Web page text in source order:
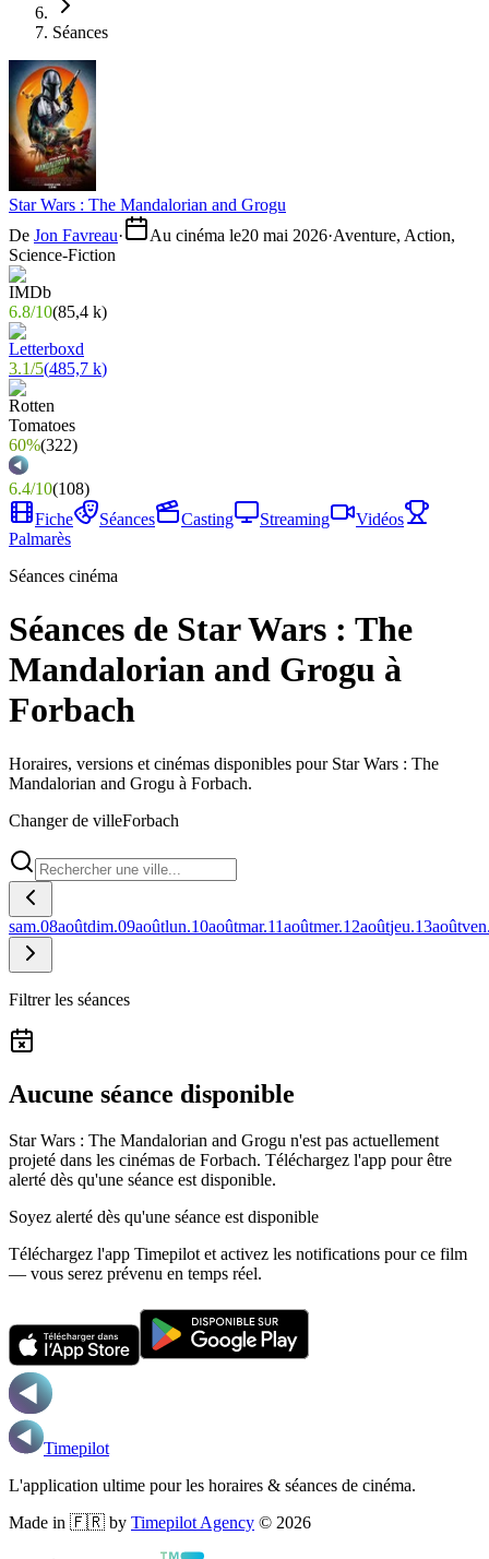
Séances
Star Wars : The Mandalorian and Grogu
De Jon Favreau· Au cinéma le20 mai 2026·Aventure, Action,
Science-Fiction
6.8/10(85,4 k)
3.1/5(485,7 k)
60%(322)
6.4/10(108)
Fiche
Séances Casting Streaming
Vidéos
Palmarès
Séances cinéma
Séances de Star Wars : The
Mandalorian and Grogu à
Forbach
Horaires, versions et cinémas disponibles pour Star Wars : The
Mandalorian and Grogu à Forbach.
Changer de villeForbach
sam.08aoûtdim.09aoûtlun.10aoûtmar.11aoûtmer.12aoûtjeu.13août
Filtrer les séances
Aucune séance disponible
Star Wars : The Mandalorian and Grogu n'est pas actuellement
projeté dans les cinémas de Forbach. Téléchargez l'app pour être
alerté dès qu'une séance est disponible.
Soyez alerté dès qu'une séance est disponible
Téléchargez l'app Timepilot et activez les notifications pour ce film
— vous serez prévenu en temps réel.
Timepilot
L'application ultime pour les horaires & séances de cinéma.
Made in 🇫🇷 by Timepilot Agency © 2026